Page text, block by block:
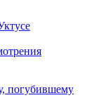
погубившему